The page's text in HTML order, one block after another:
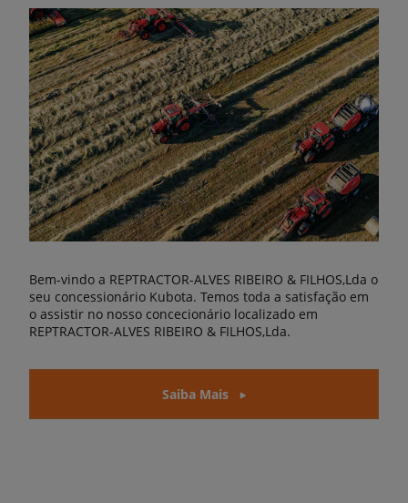
Bem-vindo a REPTRACTOR-ALVES RIBEIRO & FILHOS,Lda o
seu concessionário Kubota. Temos toda a satisfação em
o assistir no nosso concecionário localizado em
REPTRACTOR-ALVES RIBEIRO & FILHOS,Lda.
Saiba Mais